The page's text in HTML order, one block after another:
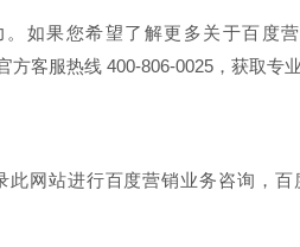
如果您希望了解更多关于百度
客服热线 400-806-0025，获取专
网站进行百度营销业务咨询，百